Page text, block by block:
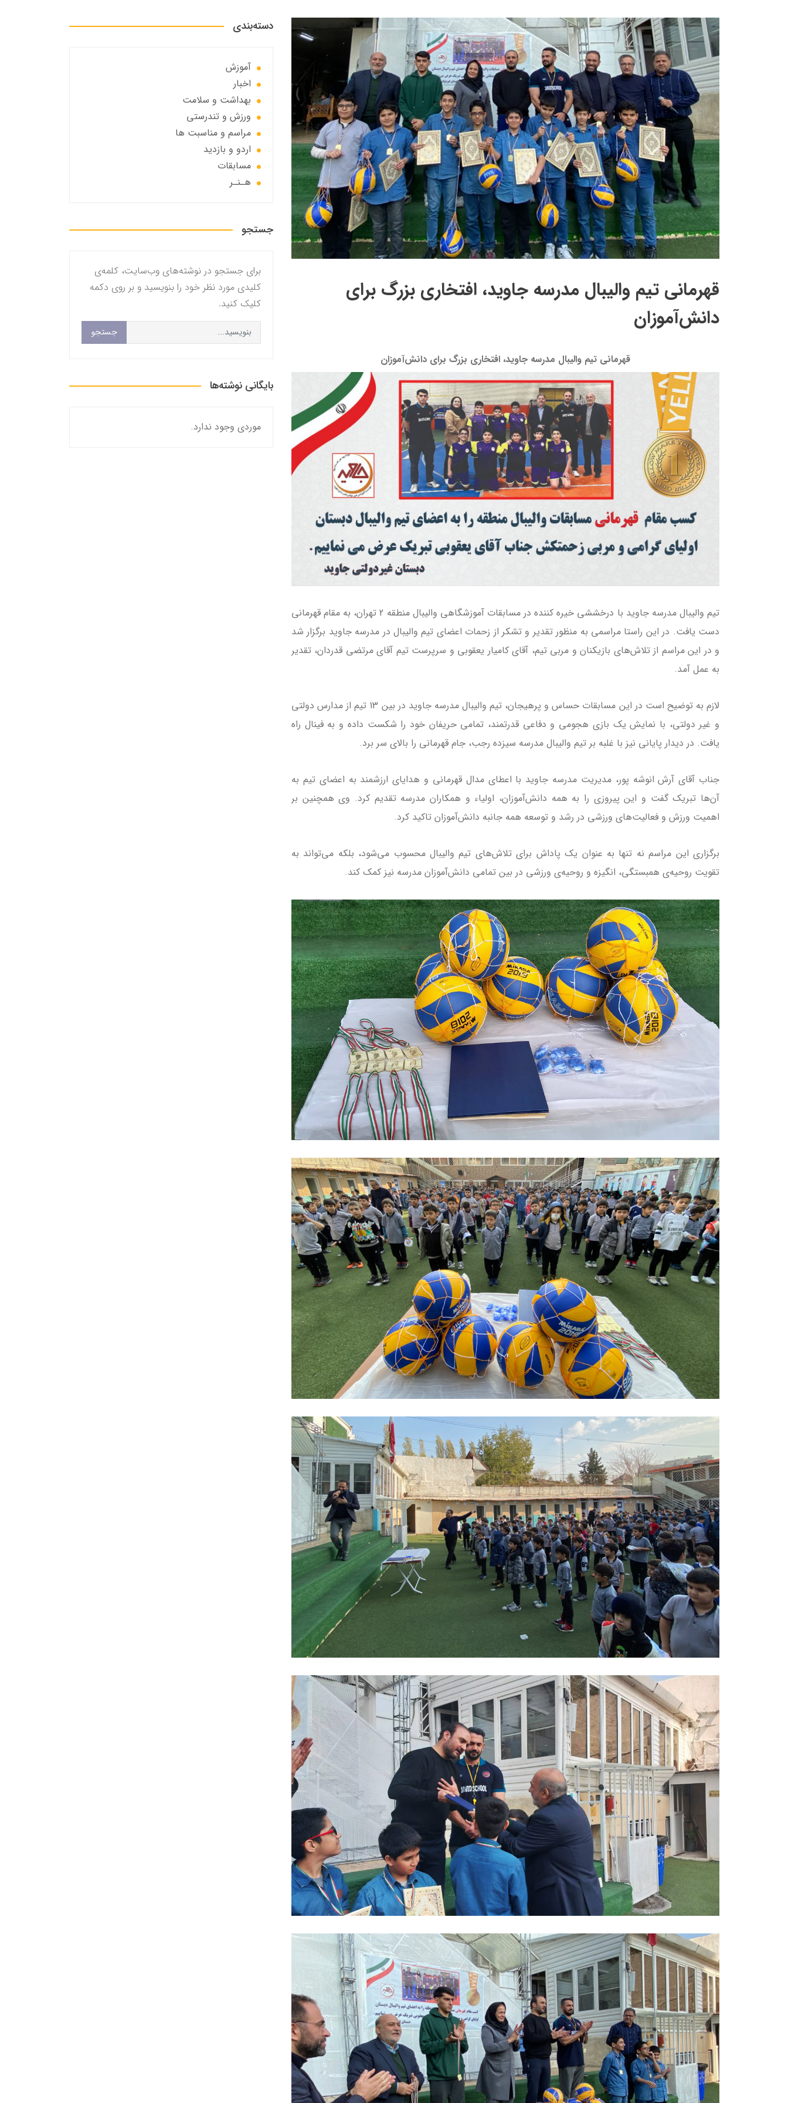
قهرمانی تیم والیبال مدرسه جاوید، افتخاری بزرگ برای
دانش‌آموزان
قهرمانی تیم والیبال مدرسه جاوید، افتخاری بزرگ برای دانش‌آموزان
تیم والیبال مدرسه جاوید با درخششی خیره کننده در مسابقات آموزشگاهی والیبال منطقه 2 تهران، به مقام قهرمانی
دست یافت. در این راستا مراسمی به منظور تقدیر و تشکر از زحمات اعضای تیم والیبال در مدرسه جاوید برگزار شد
و در این مراسم از تلاش‌های بازیکنان و مربی تیم، آقای کامیار یعقوبی و سرپرست تیم آقای مرتضی قدردان، تقدیر
به عمل آمد.
لازم به توضیح است در این مسابقات حساس و پرهیجان، تیم والیبال مدرسه جاوید در بین 13 تیم از مدارس دولتی
و غیر دولتی، با نمایش یک بازی هجومی و دفاعی قدرتمند، تمامی حریفان خود را شکست داده و به فینال راه
یافت. در دیدار پایانی نیز با غلبه بر تیم والیبال مدرسه سیزده رجب، جام قهرمانی را بالای سر برد.
جناب آقای آرش انوشه پور، مدیریت مدرسه جاوید با اعطای مدال قهرمانی و هدایای ارزشمند به اعضای تیم به
آن‌ها تبریک گفت و این پیروزی را به همه دانش‌آموزان، اولیاء و همکاران مدرسه تقدیم کرد. وی همچنین بر
اهمیت ورزش و فعالیت‌های ورزشی در رشد و توسعه همه جانبه دانش‌آموزان تاکید کرد.
برگزاری این مراسم نه تنها به عنوان یک پاداش برای تلاش‌های تیم والیبال محسوب می‌شود، بلکه می‌تواند به
تقویت روحیه‌ی همبستگی، انگیزه و روحیه‌ی ورزشی در بین تمامی دانش‌آموزان مدرسه نیز کمک کند.
دسته‌بندی
آموزش
اخبار
بهداشت و سلامت
ورزش و تندرستی
مراسم و مناسبت ها
اردو و بازدید
مسابقات
هـنـر
جستجو
برای جستجو در نوشته‌های وب‌سایت، کلمه‌ی
کلیدی مورد نظر خود را بنویسید و بر روی دکمه
کلیک کنید.
جستجو
بایگانی نوشته‌ها
موردی وجود ندارد.